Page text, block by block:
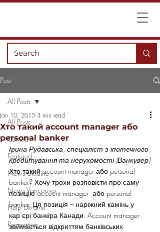
Post
All Posts
Culture
Featured
News Ukraine
News Vancouver
Help Ukraine
Recreation
All Posts
Хто такий account manager або
personal banker
Jan 10, 2015 3 min read
Ірина Рудавська, спеціаліст з іпотечного
кредитування та нерухомості (Ванкувер)
Хто такий account manager або personal
banker? Хочу трохи розповісти про саму
позицію account manager  або personal
banker. Ця позиція – наріжний камінь у
кар’єрі банкіра Канади. Account manager
займається відкриттям банківських